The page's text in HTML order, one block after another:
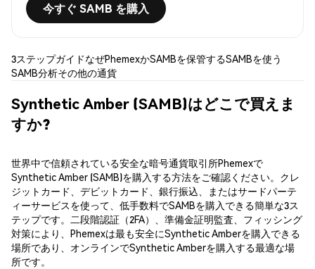
今すぐ SAMB を購入
3ステップガイドなぜPhemexかSAMBを保管するSAMBを使う
SAMB分析その他の通貨
Synthetic Amber (SAMB)はどこで買えま
すか?
世界中で信頼されている安全な暗号通貨取引所Phemexで
Synthetic Amber (SAMB)を購入する方法をご確認ください。クレ
ジットカード、デビットカード、銀行振込、またはサードパーテ
ィーサービスを使って、低手数料でSAMBを購入できる簡単な3ス
テップです。二段階認証（2FA）、準備金証明監査、フィッシング
対策により、Phemexは最も安全にSynthetic Amberを購入できる
場所であり、オンラインでSynthetic Amberを購入する最適な場
所です。